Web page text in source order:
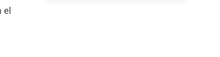
el